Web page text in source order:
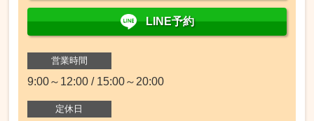
LINE予約
営業時間
9:00～12:00 / 15:00～20:00
定休日